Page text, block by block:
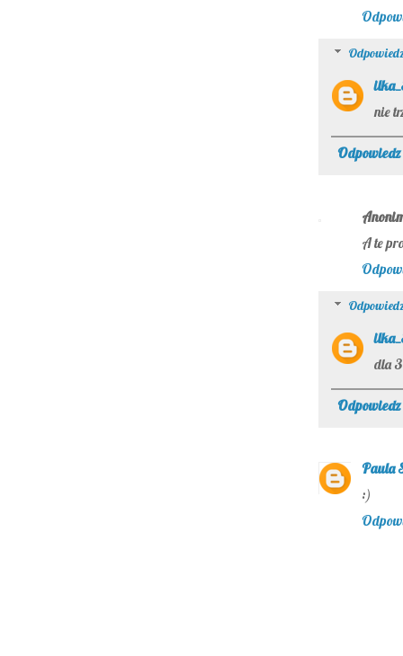
nie
Odpowiedz
A te
dla 3
Odpowiedz
Paula
:)